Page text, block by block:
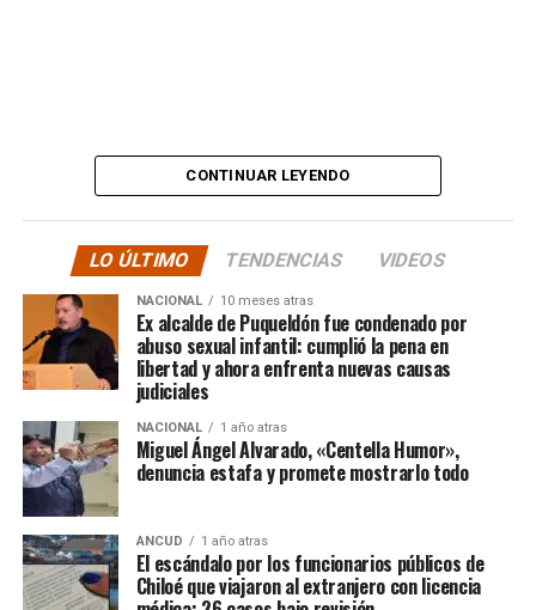
tele y donde sea para
hacer justicia.”
quienes lo han acompañado desde que compartió lo
ocurrido:
“Gracias a todos por el
apoyo!!!!”
Por el momento, las personas aludidas no han emitido
declaraciones públicas. La historia, según Centella,
recién comienza y, el mencionado posteo, ha generado
CONTINUAR LEYENDO
LO ÚLTIMO TENDENCIAS VIDEOS
NACIONAL 10 meses atras
Ex alcalde de Puqueldón fue condenado por
abuso sexual infantil: cumplió la pena en
libertad y ahora enfrenta nuevas causas
judiciales
NACIONAL 1 año atras
Miguel Ángel Alvarado, «Centella Humor»,
denuncia estafa y promete mostrarlo todo
ANCUD 1 año atras
El escándalo por los funcionarios públicos de
Chiloé que viajaron al extranjero con licencia